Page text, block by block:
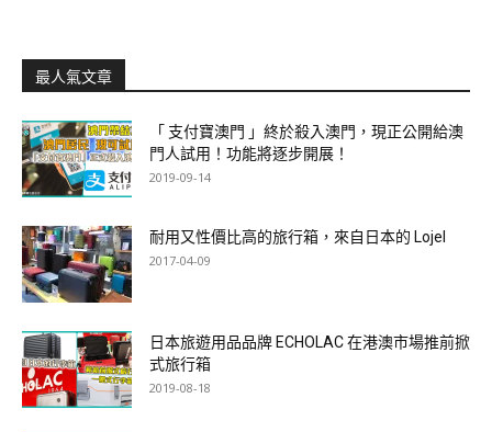
最人氣文章
「 支付寶澳門 」終於殺入澳門，現正公開給澳
門人試用！功能將逐步開展！
2019-09-14
耐用又性價比高的旅行箱，來自日本的 Lojel
2017-04-09
日本旅遊用品品牌 ECHOLAC 在港澳市場推前掀
式旅行箱
2019-08-18